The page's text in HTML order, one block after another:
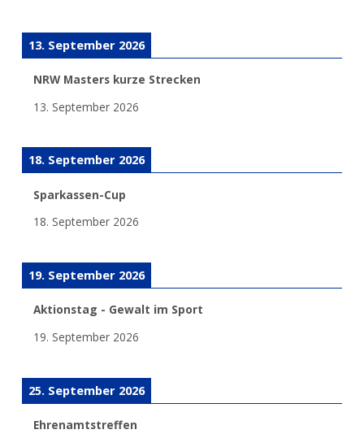
13. September 2026
NRW Masters kurze Strecken
13. September 2026
18. September 2026
Sparkassen-Cup
18. September 2026
19. September 2026
Aktionstag - Gewalt im Sport
19. September 2026
25. September 2026
Ehrenamtstreffen